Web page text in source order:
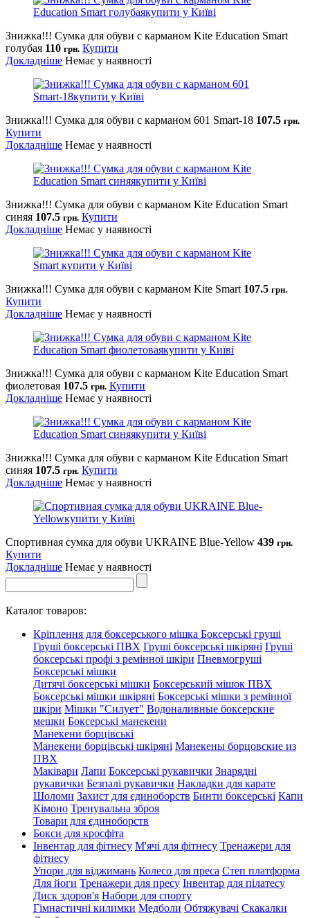
Знижка!!! Сумка для обуви с карманом Kite Education Smart
голубая 110 грн. Купити
Докладніше Немає у наявності
Знижка!!! Сумка для обуви с карманом 601 Smart-18 107.5 грн.
Купити
Докладніше Немає у наявності
Знижка!!! Сумка для обуви с карманом Kite Education Smart
синяя 107.5 грн. Купити
Докладніше Немає у наявності
Знижка!!! Сумка для обуви с карманом Kite Smart 107.5 грн.
Купити
Докладніше Немає у наявності
Знижка!!! Сумка для обуви с карманом Kite Education Smart
фиолетовая 107.5 грн. Купити
Докладніше Немає у наявності
Знижка!!! Сумка для обуви с карманом Kite Education Smart
синяя 107.5 грн. Купити
Докладніше Немає у наявності
Спортивная сумка для обуви UKRAINE Blue-Yellow 439 грн.
Купити
Докладніше Немає у наявності
Каталог товаров:
Кріплення для боксерського мішка Боксерські груші
Груші боксерські ПВХ Груші боксерські шкіряні Груші
боксерські профі з ремінної шкіри Пневмогруші
Боксерські мішки
Дитячі боксерські мішки Боксерський мішок ПВХ
Боксерські мішки шкіряні Боксерські мішки з ремінної
шкіри Мішки "Силует" Водоналивные боксерские
мешки Боксерські манекени
Манекени борцівські
Манекени борцівські шкіряні Манекены борцовские из
ПВХ
Маківари Лапи Боксерські рукавички Знарядні
рукавички Безпалі рукавички Накладки для карате
Шоломи Захист для єдиноборств Бинти боксерські Капи
Кімоно Тренувальна зброя
Товари для єдиноборств
Бокси для кросфіта
Інвентар для фітнесу М'ячі для фітнесу Тренажери для
фітнесу
Упори для віджимань Колесо для преса Степ платформа
Для йоги Тренажери для пресу Інвентар для пілатесу
Диск здоров'я Набори для спорту
Гімнастичні килимки Медболи Обтяжувачі Скакалки